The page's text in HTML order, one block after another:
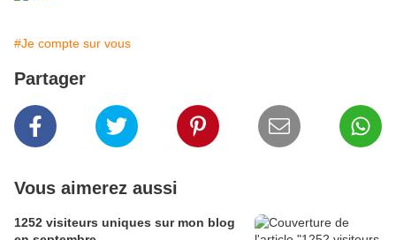
#Je compte sur vous
Partager
Vous aimerez aussi
1252 visiteurs uniques sur mon blog